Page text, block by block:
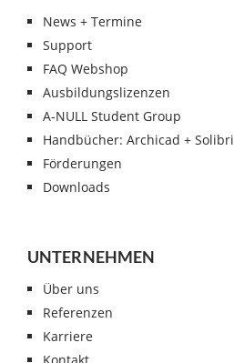
News + Termine
Support
FAQ Webshop
Ausbildungslizenzen
A-NULL Student Group
Handbücher: Archicad + Solibri
Förderungen
Downloads
UNTERNEHMEN
Über uns
Referenzen
Karriere